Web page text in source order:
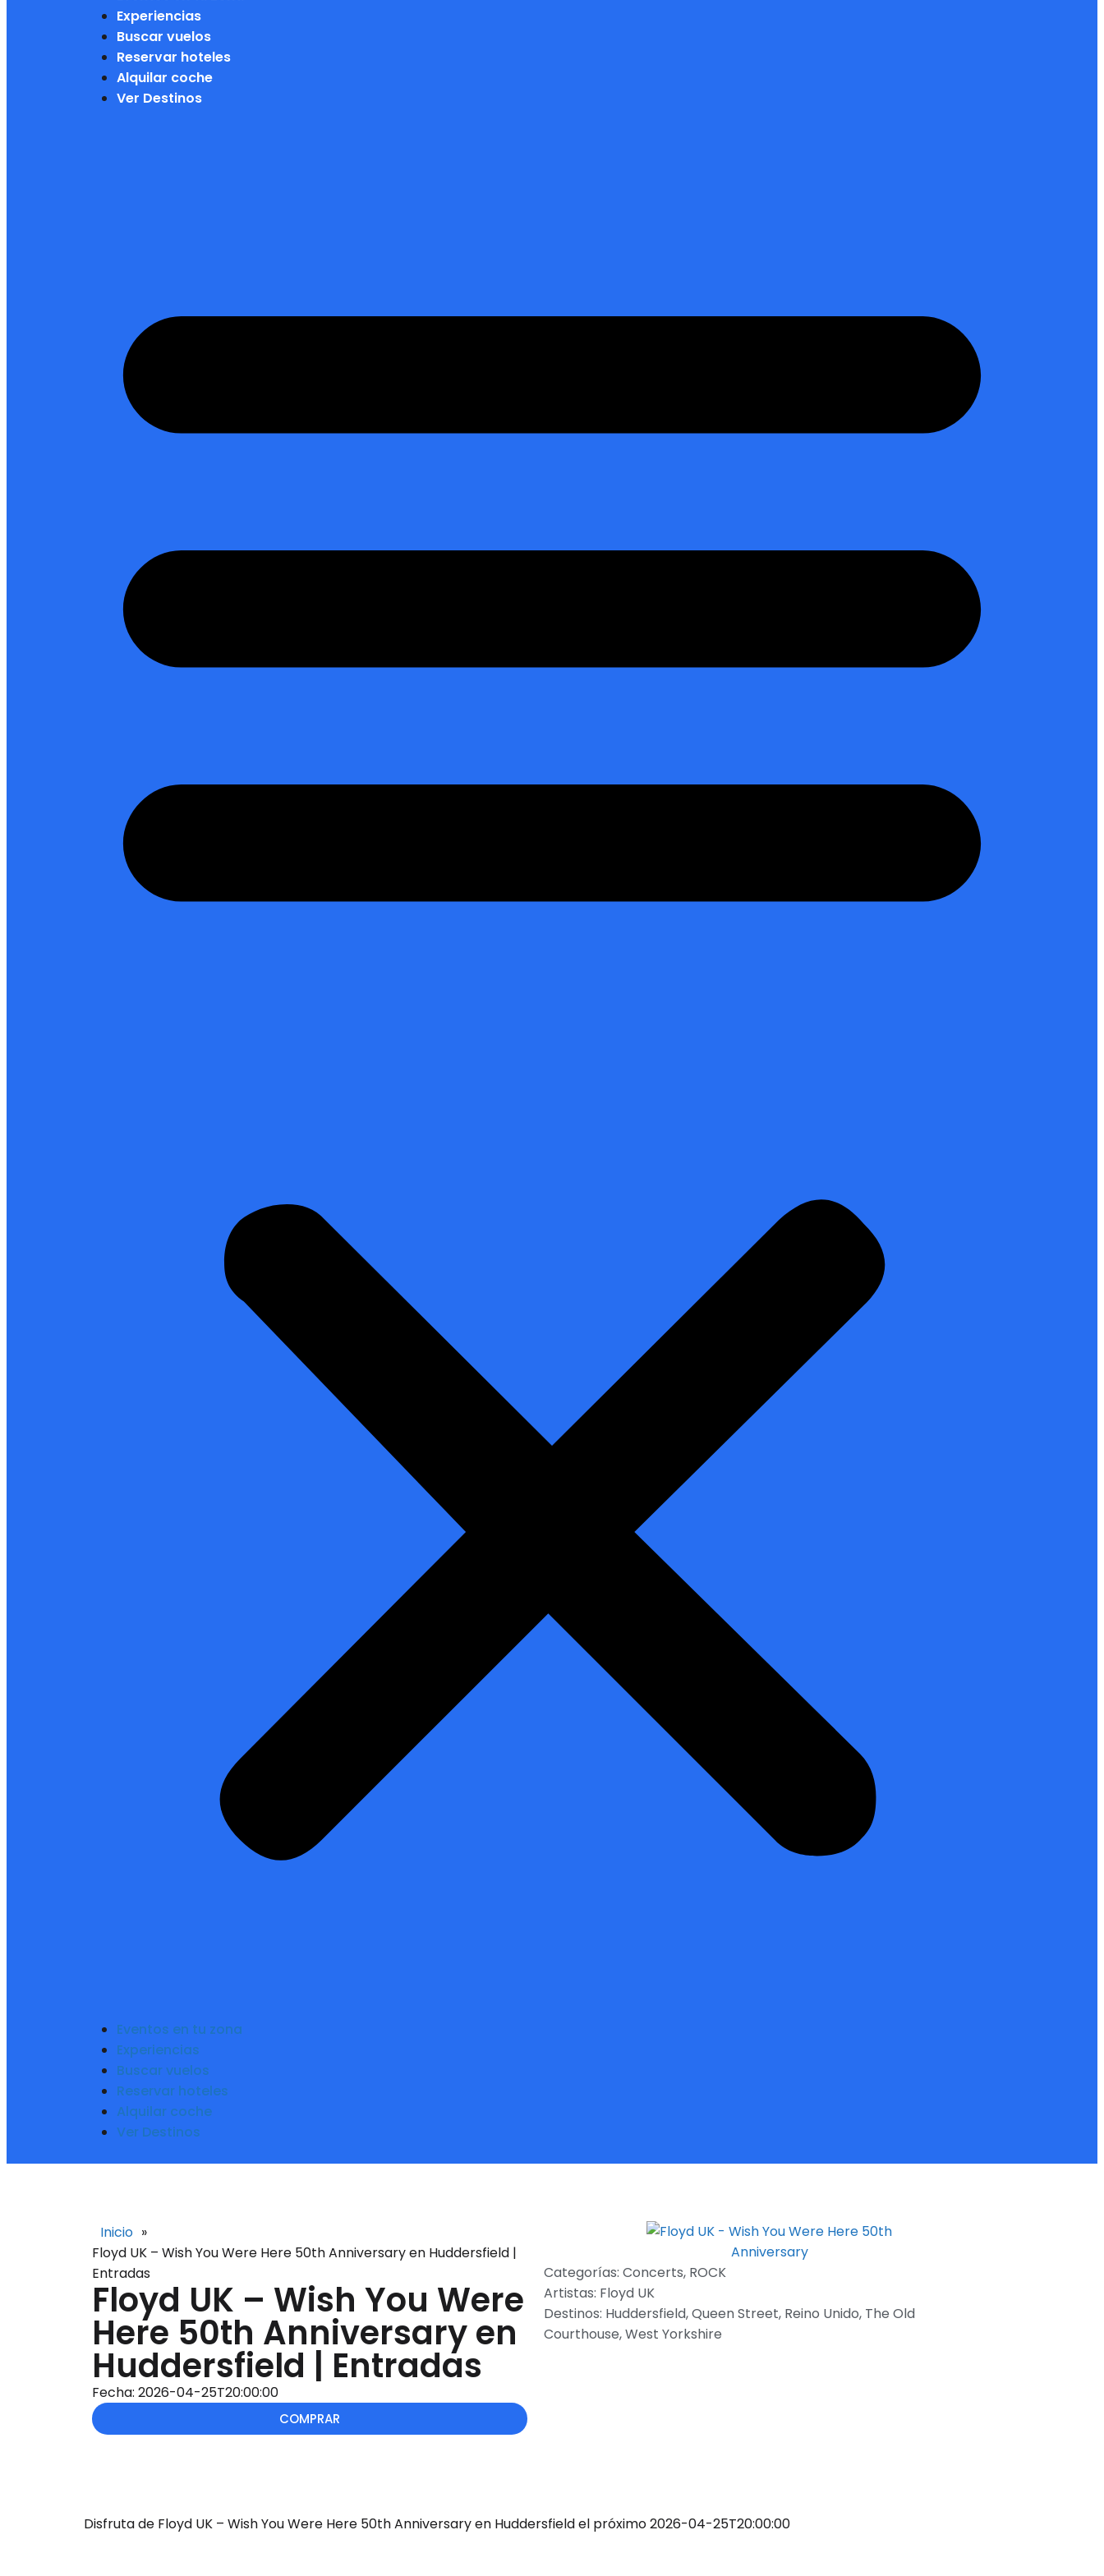
Experiencias
Buscar vuelos
Reservar hoteles
Alquilar coche
Ver Destinos
Eventos en tu zona
Experiencias
Buscar vuelos
Reservar hoteles
Alquilar coche
Ver Destinos
Inicio »
Floyd UK – Wish You Were Here 50th Anniversary en Huddersfield |
Entradas
Floyd UK – Wish You Were
Here 50th Anniversary en
Huddersfield | Entradas
Fecha: 2026-04-25T20:00:00
COMPRAR
Categorías: Concerts, ROCK
Artistas: Floyd UK
Destinos: Huddersfield,Queen Street, Reino Unido, The Old
Courthouse,West Yorkshire
Disfruta de Floyd UK – Wish You Were Here 50th Anniversary en Huddersfield el próximo 2026-04-25T20:00:00